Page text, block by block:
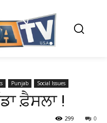
Punjab Social Issues
ਫ਼ੈਸਲਾ !
0
299